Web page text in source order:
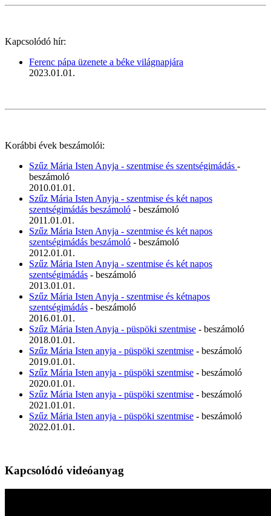
Kapcsolódó hír:
Ferenc pápa üzenete a béke világnapjára
2023.01.01.
Korábbi évek beszámolói:
Szűz Mária Isten Anyja - szentmise és szentségimádás -
beszámoló
2010.01.01.
Szűz Mária Isten Anyja - szentmise és két napos
szentségimádás beszámoló - beszámoló
2011.01.01.
Szűz Mária Isten Anyja - szentmise és két napos
szentségimádás beszámoló - beszámoló
2012.01.01.
Szűz Mária Isten Anyja - szentmise és két napos
szentségimádás - beszámoló
2013.01.01.
Szűz Mária Isten Anyja - szentmise és kétnapos
szentségimádás - beszámoló
2016.01.01.
Szűz Mária Isten Anyja - püspöki szentmise - beszámoló
2018.01.01.
Szűz Mária Isten anyja - püspöki szentmise - beszámoló
2019.01.01.
Szűz Mária Isten anyja - püspöki szentmise - beszámoló
2020.01.01.
Szűz Mária Isten anyja - püspöki szentmise - beszámoló
2021.01.01.
Szűz Mária Isten anyja - püspöki szentmise - beszámoló
2022.01.01.
Kapcsolódó videóanyag